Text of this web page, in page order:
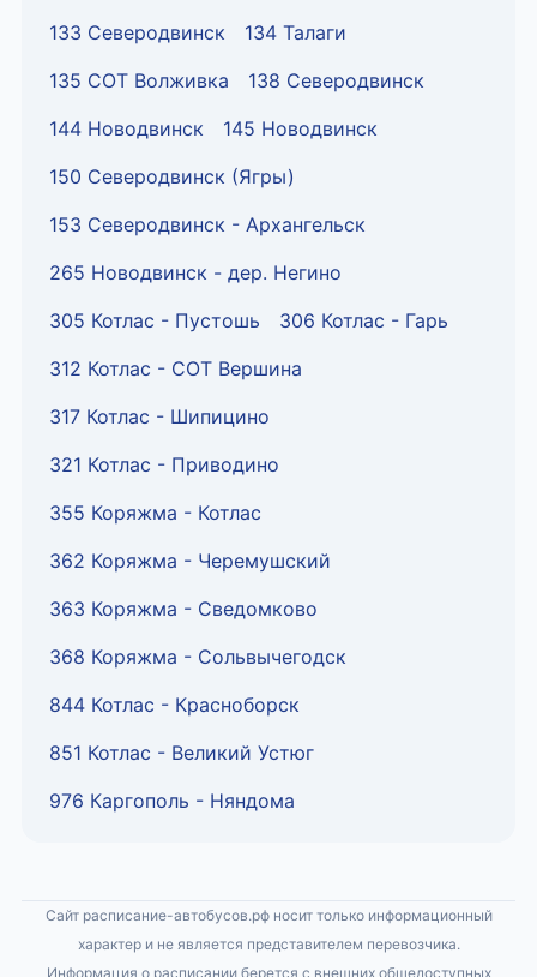
133 Северодвинск
134 Талаги
135 СОТ Волживка
138 Северодвинск
144 Новодвинск
145 Новодвинск
150 Северодвинск (Ягры)
153 Северодвинск - Архангельск
265 Новодвинск - дер. Негино
305 Котлас - Пустошь
306 Котлас - Гарь
312 Котлас - СОТ Вершина
317 Котлас - Шипицино
321 Котлас - Приводино
355 Коряжма - Котлас
362 Коряжма - Черемушский
363 Коряжма - Сведомково
368 Коряжма - Сольвычегодск
844 Котлас - Красноборск
851 Котлас - Великий Устюг
976 Каргополь - Няндома
Сайт расписание-автобусов.рф носит только информационный
характер и не является представителем перевозчика.
Информация о расписании берется с внешних общедоступных